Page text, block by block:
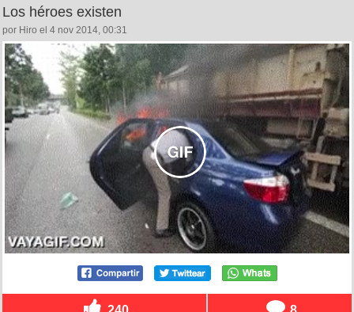
Los héroes existen
por Hiro el 4 nov 2014, 00:31